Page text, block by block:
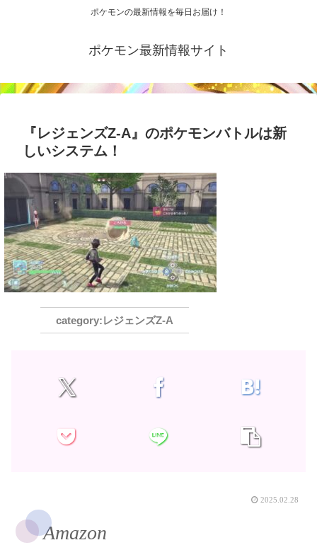
ポケモンの最新情報を毎日お届け！
ポケモン最新情報サイト
『レジェンズZ-A』のポケモンバトルは新
しいシステム！
レジェンズZ-A
2025.02.28
Amazon